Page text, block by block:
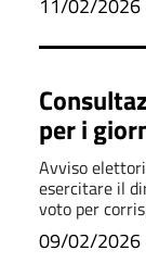
11/02/2026
per i
Avviso
esercitare il
voto per
09/02/2026